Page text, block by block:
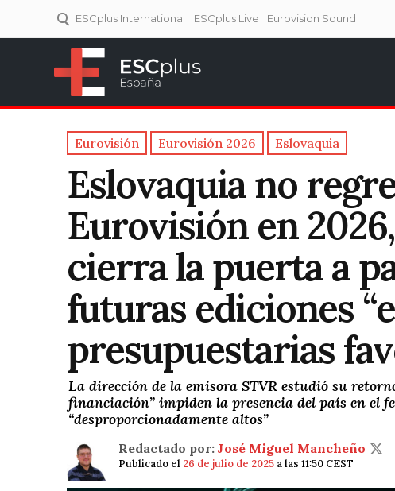
ESCplus International ESCplus Live Eurovision Sound
Eurovisión Eurovisión 2026 Eslovaquia
Eslovaquia no
Eurovisión en
cierra la puerta a
futuras ediciones
presupuestarias
La dirección de la emisora STVR estudió su
financiación” impiden la presencia del país en el
“desproporcionadamente altos”
Redactado por: José Miguel Mancheño
Publicado el 26 de julio de 2025 a las 11:50 CEST